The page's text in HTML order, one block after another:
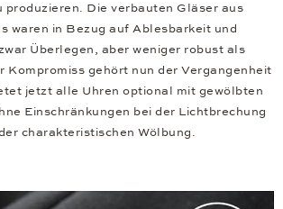
produzieren. Die verbauten Gläser aus
waren in Bezug auf Ablesbarkeit und
Überlegen, aber weniger robust als
Kompromiss gehört nun der Vergangenheit
jetzt alle Uhren optional mit gewölbten
Einschränkungen bei der Lichtbrechung
charakteristischen Wölbung.